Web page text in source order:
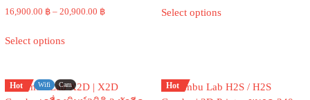
page
page
16,900.00 ฿ – 20,900.00 ฿Price
Select optionsproduct
variants.
Select optionsproduct
options
Hot Wifi Cam Hot